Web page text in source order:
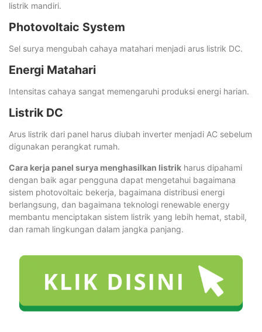
listrik mandiri.
Photovoltaic System
Sel surya mengubah cahaya matahari menjadi arus listrik DC.
Energi Matahari
Intensitas cahaya sangat memengaruhi produksi energi harian.
Listrik DC
Arus listrik dari panel harus diubah inverter menjadi AC sebelum
digunakan perangkat rumah.
Cara kerja panel surya menghasilkan listrik harus dipahami
dengan baik agar pengguna dapat mengetahui bagaimana
sistem photovoltaic bekerja, bagaimana distribusi energi
berlangsung, dan bagaimana teknologi renewable energy
membantu menciptakan sistem listrik yang lebih hemat, stabil,
dan ramah lingkungan dalam jangka panjang.